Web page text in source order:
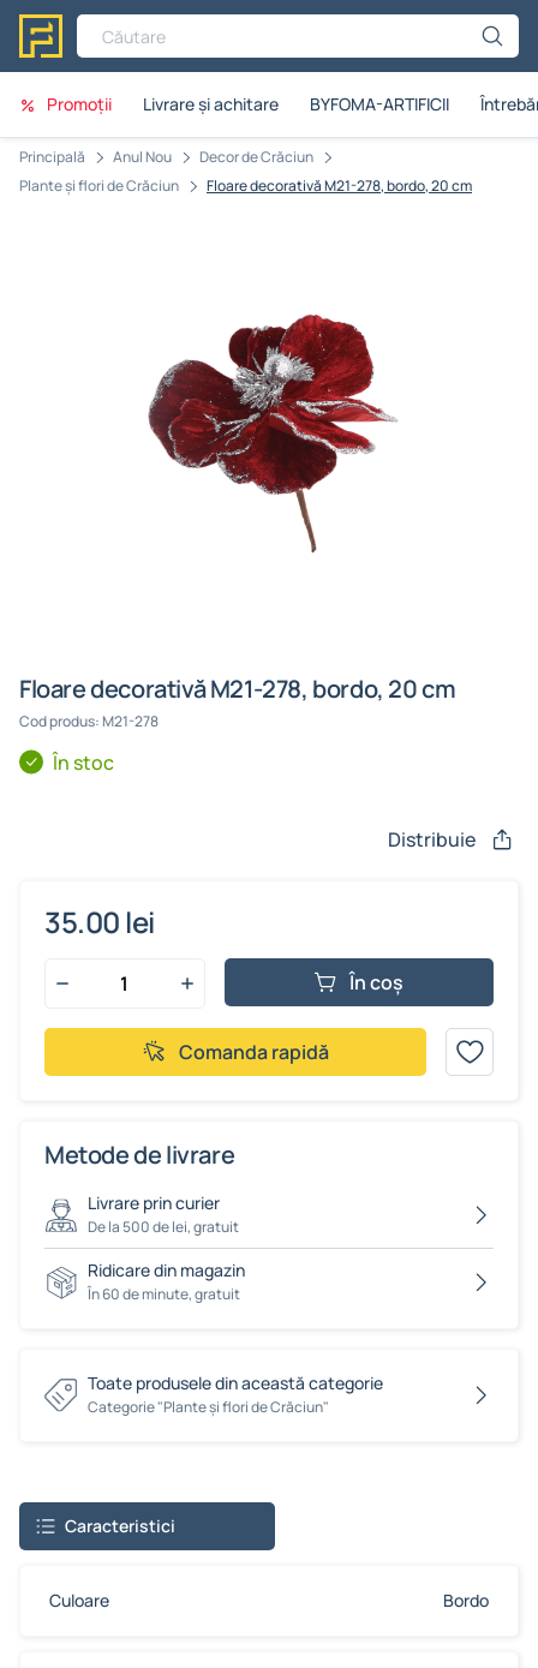
Căutare
Promoții Livrare și achitare BYFOMA-ARTIFICII
Principală Anul Nou
Decor de Crăciun
Plante și flori de Crăciun
Floare decorativă M21-278, bordo, 20 cm
Floare decorativă M21-278, bordo, 20 cm
Cod produs: M21-278
În stoc
Distribuie
35.00 lei
În coș
Comanda rapidă
Metode de livrare
Livrare prin curier
De la 500 de lei, gratuit
Ridicare din magazin
În 60 de minute, gratuit
Toate produsele din această categorie
Сategorie "Plante și flori de Crăciun"
Caracteristici
Culoare Bordo